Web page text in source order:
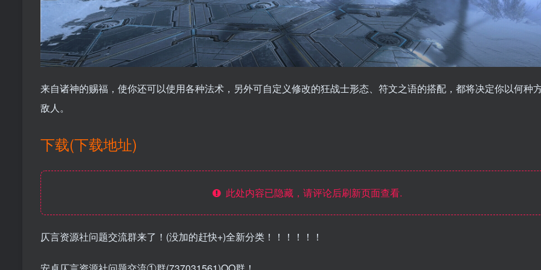
来自诸神的赐福，使你还可以使用各种法术，另外可自定义修改的狂战士形态、符文之语的搭配，都将决定你以何种
敌人。
下载(下载地址)
此处内容已隐藏，请评论后刷新页面查看.
仄言资源社问题交流群来了！(没加的赶快+)全新分类！！！！！！